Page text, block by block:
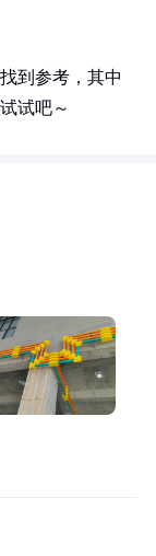
到参考，其中
试吧～